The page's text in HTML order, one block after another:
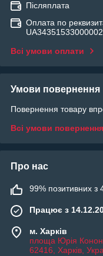
Післяплата
Оплата по
Всі умови оплати
Умови повернення
Повернення товару
Всі умови повернення
Про нас
99% позитивних з
Працює з
м. Харків
площа Юрія
62416, Харків,